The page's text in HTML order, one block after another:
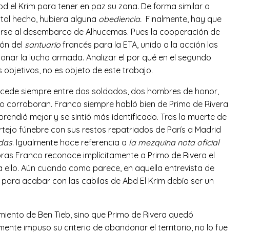
el Krim para tener en paz su zona. De forma similar a
hecho, hubiera alguna obediencia. Finalmente, hay que
al desembarco de Alhucemas. Pues la cooperación de
del santuario francés para la ETA, unido a la acción las
la lucha armada. Analizar el por qué en el segundo
objetivos, no es objeto de este trabajo.
siempre entre dos soldados, dos hombres de honor,
Franco siempre habló bien de Primo de Rivera
mejor y se sintió más identificado. Tras la muerte de
fúnebre con sus restos repatriados de París a Madrid
. Igualmente hace referencia a la mezquina nota oficial
Franco reconoce implícitamente a Primo de Rivera el
Aún cuando como parece, en aquella entrevista de
acabar con las cabilas de Abd El Krim debía ser un
de Ben Tieb, sino que Primo de Rivera quedó
impuso su criterio de abandonar el territorio, no lo fue